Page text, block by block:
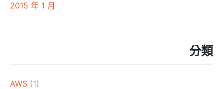
2015 年 1 月
分類
AWS (1)